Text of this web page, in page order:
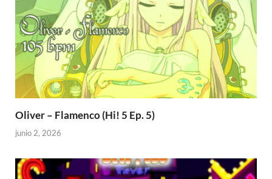
Oliver – Flamenco (Hi! 5 Ep. 5)
junio 2, 2026